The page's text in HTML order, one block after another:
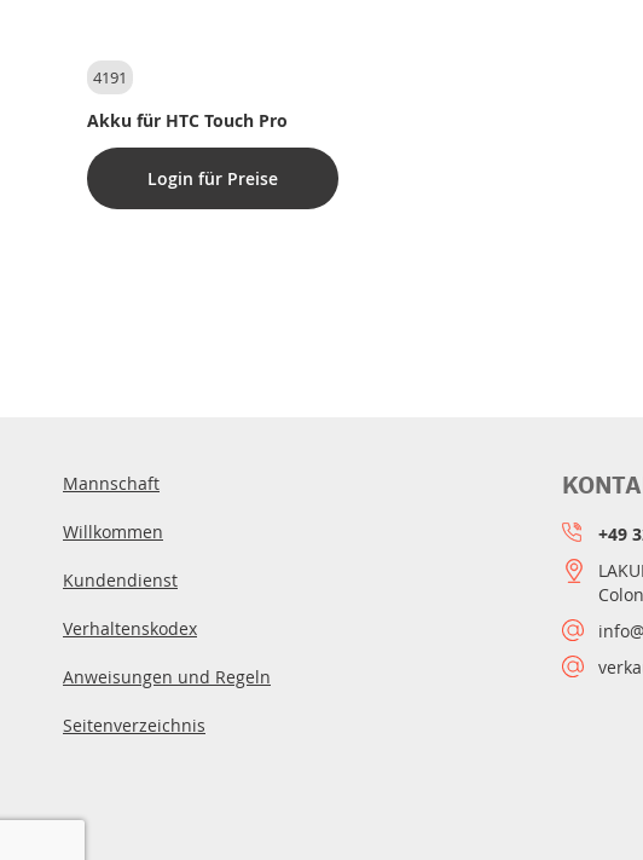
4191
Akku für HTC Touch Pro
Login für Preise
Mannschaft
Willkommen
Kundendienst
Verhaltenskodex
Anweisungen und Regeln
Seitenverzeichnis
+49